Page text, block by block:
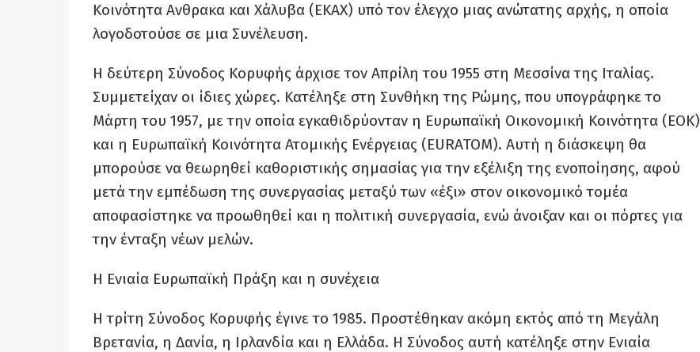
Κοινότητα Ανθρακα και Χάλυβα (ΕΚΑΧ) υπό τον έλεγχο μιας ανώτατης αρχής, η οποία
λογοδοτούσε σε μια Συνέλευση.
Η δεύτερη Σύνοδος Κορυφής άρχισε τον Απρίλη του 1955 στη Μεσσίνα της Ιταλίας.
Συμμετείχαν οι ίδιες χώρες. Κατέληξε στη Συνθήκη της Ρώμης, που υπογράφηκε το
Μάρτη του 1957, με την οποία εγκαθιδρύονταν η Ευρωπαϊκή Οικονομική Κοινότητα (ΕΟΚ)
και η Ευρωπαϊκή Κοινότητα Ατομικής Ενέργειας (EURATOM). Αυτή η διάσκεψη θα
μπορούσε να θεωρηθεί καθοριστικής σημασίας για την εξέλιξη της ενοποίησης, αφού
μετά την εμπέδωση της συνεργασίας μεταξύ των «έξι» στον οικονομικό τομέα
αποφασίστηκε να προωθηθεί και η πολιτική συνεργασία, ενώ άνοιξαν και οι πόρτες για
την ένταξη νέων μελών.
Η Ενιαία Ευρωπαϊκή Πράξη και η συνέχεια
Η τρίτη Σύνοδος Κορυφής έγινε το 1985. Προστέθηκαν ακόμη εκτός από τη Μεγάλη
Βρετανία, η Δανία, η Ιρλανδία και η Ελλάδα. Η Σύνοδος αυτή κατέληξε στην Ενιαία